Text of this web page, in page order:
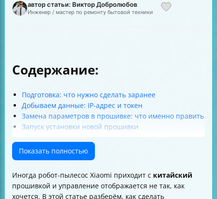
автор статьи: Виктор Добролюбов
Инженер / мастер по ремонту бытовой техники
Содержание:
Подготовка: что нужно сделать заранее
Добываем данные: IP-адрес и токен
Замена параметров в прошивке: что именно править
Запуск установки новой прошивки
Какие риски у перепрошивки и что может пойти не
так
Итог
Показать полностью
Иногда робот-пылесос Xiaomi приходит с китайский
прошивкой и управление отображается не так, как
хочется. В этой статье разберём, как сделать